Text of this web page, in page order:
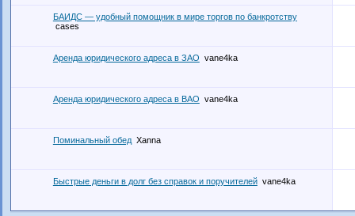
БАИДС — удобный помощник в мире торгов по банкротству
cases
Аренда юридического адреса в ЗАО vane4ka
Аренда юридического адреса в ВАО vane4ka
Поминальный обед Xanna
Быстрые деньги в долг без справок и поручителей vane4ka